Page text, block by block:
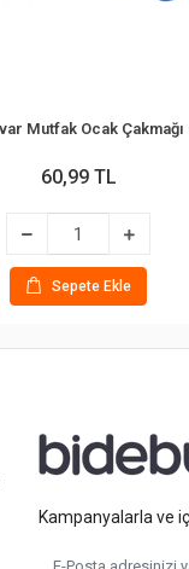
60,99 TL
Sepete Ekle
Kampanyalarla ve